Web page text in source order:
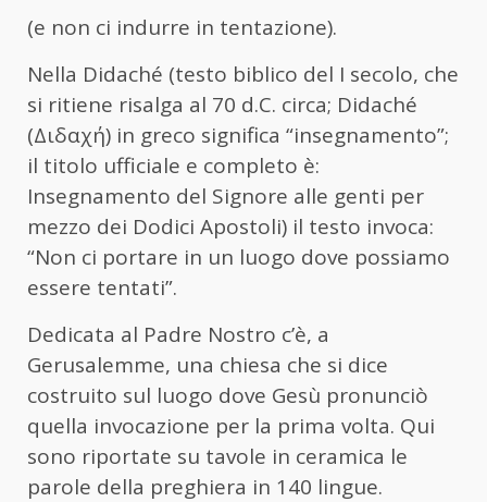
(e non ci indurre in tentazione).
Nella Didaché (testo biblico del I secolo, che
si ritiene risalga al 70 d.C. circa; Didaché
(Διδαχή) in greco significa “insegnamento”;
il titolo ufficiale e completo è:
Insegnamento del Signore alle genti per
mezzo dei Dodici Apostoli) il testo invoca:
“Non ci portare in un luogo dove possiamo
essere tentati”.
Dedicata al Padre Nostro c’è, a
Gerusalemme, una chiesa che si dice
costruito sul luogo dove Gesù pronunciò
quella invocazione per la prima volta. Qui
sono riportate su tavole in ceramica le
parole della preghiera in 140 lingue.